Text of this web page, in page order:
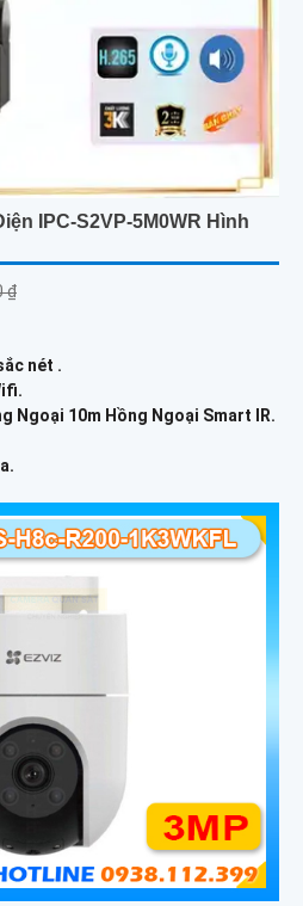
IPC-S2VP-5M0WR Hình
₫
nét .
Ngoại 10m Hồng Ngoại Smart IR.